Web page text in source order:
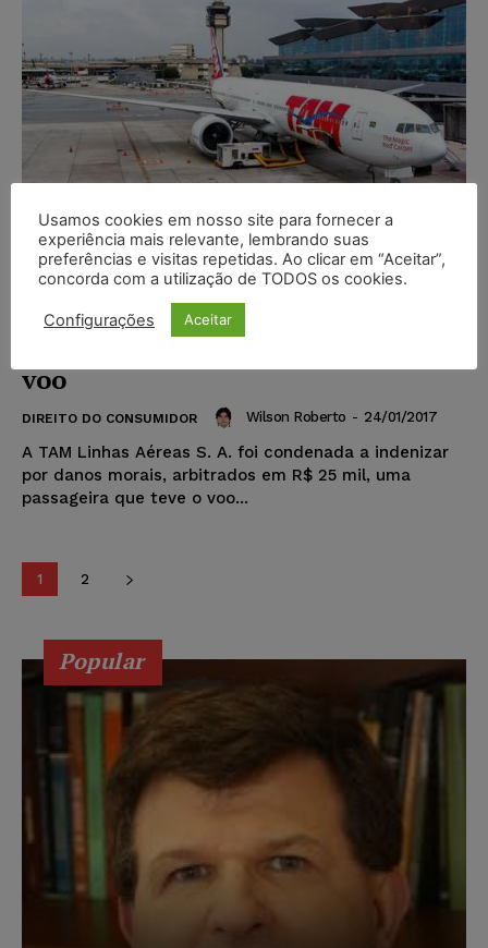
TAM Linhas Aéreas é condenada
por não prestar assistência a
voo
DIREITO DO CONSUMIDOR Wilson Roberto - 24/01/2017
A TAM Linhas Aéreas S. A. foi condenada a indenizar
por danos morais, arbitrados em R$ 25 mil, uma
passageira que teve o voo...
1 2
Popular
Usamos cookies em nosso site para fornecer a
experiência mais relevante, lembrando suas
preferências e visitas repetidas. Ao clicar em “Aceitar”,
concorda com a utilização de TODOS os cookies.
Configurações Aceitar